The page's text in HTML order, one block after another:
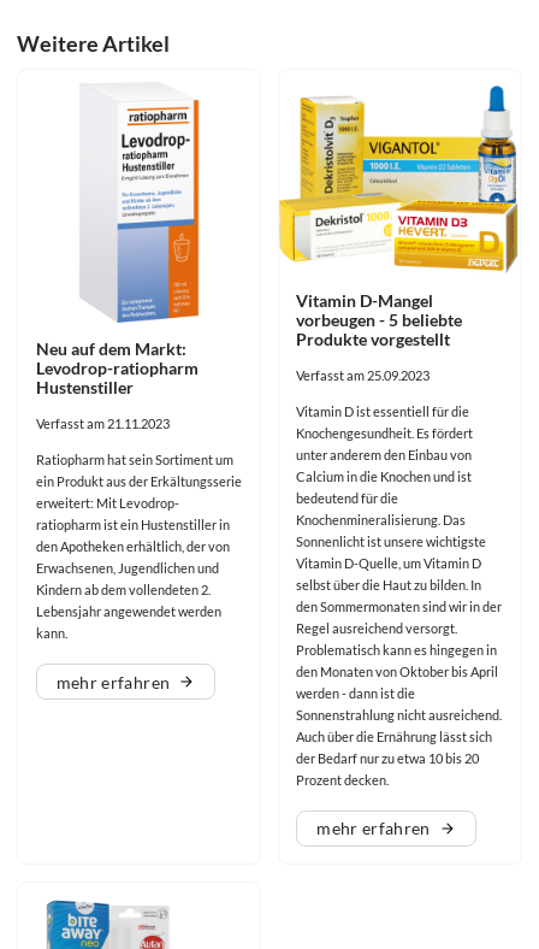
Weitere Artikel
Neu auf dem Markt:
Levodrop-ratiopharm
Hustenstiller
Verfasst am 21.11.2023
Ratiopharm hat sein Sortiment um
ein Produkt aus der Erkältungsserie
erweitert: Mit Levodrop-
ratiopharm ist ein Hustenstiller in
den Apotheken erhältlich, der von
Erwachsenen, Jugendlichen und
Kindern ab dem vollendeten 2.
Lebensjahr angewendet werden
kann.
mehr erfahren
Vitamin D-Mangel
vorbeugen - 5 beliebte
Produkte vorgestellt
Verfasst am 25.09.2023
Vitamin D ist essentiell für die
Knochengesundheit. Es fördert
unter anderem den Einbau von
Calcium in die Knochen und ist
bedeutend für die
Knochenmineralisierung. Das
Sonnenlicht ist unsere wichtigste
Vitamin D-Quelle, um Vitamin D
selbst über die Haut zu bilden. In
den Sommermonaten sind wir in der
Regel ausreichend versorgt.
Problematisch kann es hingegen in
den Monaten von Oktober bis April
werden - dann ist die
Sonnenstrahlung nicht ausreichend.
Auch über die Ernährung lässt sich
der Bedarf nur zu etwa 10 bis 20
Prozent decken.
mehr erfahren